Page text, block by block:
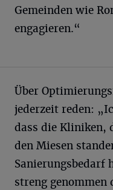
Gemeinden wie
engagieren.“
Über
jederzeit reden:
dass die Kliniken,
den Miesen
Sanierungsbedarf
streng genommen